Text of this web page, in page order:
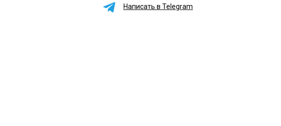
Написать в Telegram